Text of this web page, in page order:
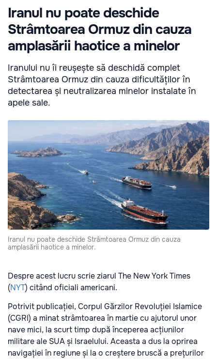
Iranul nu poate deschide
Strâmtoarea Ormuz din cauza
amplasării haotice a minelor
Iranului nu îi reușește să deschidă complet
Strâmtoarea Ormuz din cauza dificultăților în
detectarea și neutralizarea minelor instalate în
apele sale.
Iranul nu poate deschide Strâmtoarea Ormuz din cauza
amplasării haotice a minelor.
Despre acest lucru scrie ziarul The New York Times
(NYT) citând oficiali americani.
Potrivit publicației, Corpul Gărzilor Revoluției Islamice
(CGRI) a minat strâmtoarea în martie cu ajutorul unor
nave mici, la scurt timp după începerea acțiunilor
militare ale SUA și Israelului. Aceasta a dus la oprirea
navigației în regiune și la o creștere bruscă a prețurilor